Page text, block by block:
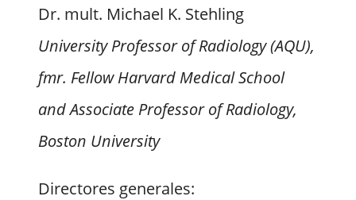
Dr. mult. Michael K. Stehling
University Professor of Radiology (AQU),
fmr. Fellow Harvard Medical School
and Associate Professor of Radiology,
Boston University
Directores generales: